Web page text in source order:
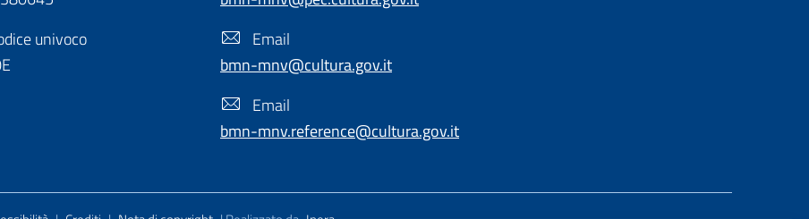
univoco
Email
bmn-mnv@cultura.gov.it
Email
bmn-mnv.reference@cultura.gov.it